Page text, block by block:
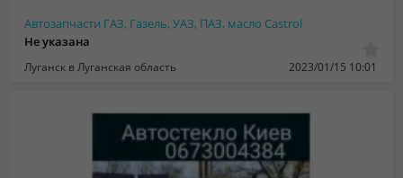
Автозапчасти ГАЗ, Газель, УАЗ, ПАЗ, масло Castrol
Не указана
Луганск в Луганская область 2023/01/15 10:01